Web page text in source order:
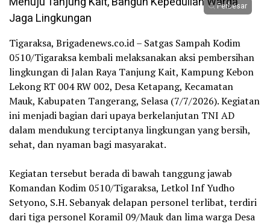
Perbesar
Tigaraksa, Brigadenews.co.id – Satgas Sampah Kodim
0510/Tigaraksa kembali melaksanakan aksi pembersihan
lingkungan di Jalan Raya Tanjung Kait, Kampung Kebon
Lekong RT 004 RW 002, Desa Ketapang, Kecamatan
Mauk, Kabupaten Tangerang, Selasa (7/7/2026). Kegiatan
ini menjadi bagian dari upaya berkelanjutan TNI AD
dalam mendukung terciptanya lingkungan yang bersih,
sehat, dan nyaman bagi masyarakat.
‎Kegiatan tersebut berada di bawah tanggung jawab
Komandan Kodim 0510/Tigaraksa, Letkol Inf Yudho
Setyono, S.H. Sebanyak delapan personel terlibat, terdiri
dari tiga personel Koramil 09/Mauk dan lima warga Desa